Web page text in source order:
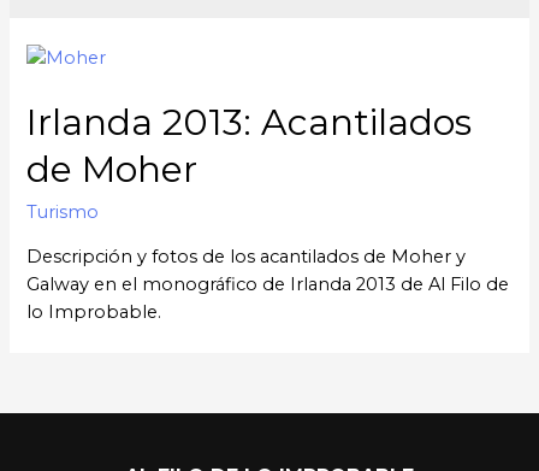
Irlanda 2013: Acantilados
de Moher
Turismo
Descripción y fotos de los acantilados de Moher y
Galway en el monográfico de Irlanda 2013 de Al Filo de
lo Improbable.